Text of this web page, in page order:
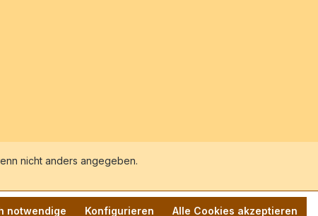
nicht anders angegeben.
notwendige Konfigurieren Alle Cookies akzeptieren